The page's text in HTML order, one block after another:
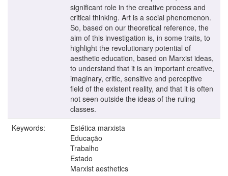
significant role in the creative process and
critical thinking. Art is a social phenomenon.
So, based on our theoretical reference, the
aim of this investigation is, in some traits, to
highlight the revolutionary potential of
aesthetic education, based on Marxist ideas,
to understand that it is an important creative,
imaginary, critic, sensitive and perceptive
field of the existent reality, and that it is often
not seen outside the ideas of the ruling
classes.
Keywords:
Estética marxista
Educação
Trabalho
Estado
Marxist aesthetics